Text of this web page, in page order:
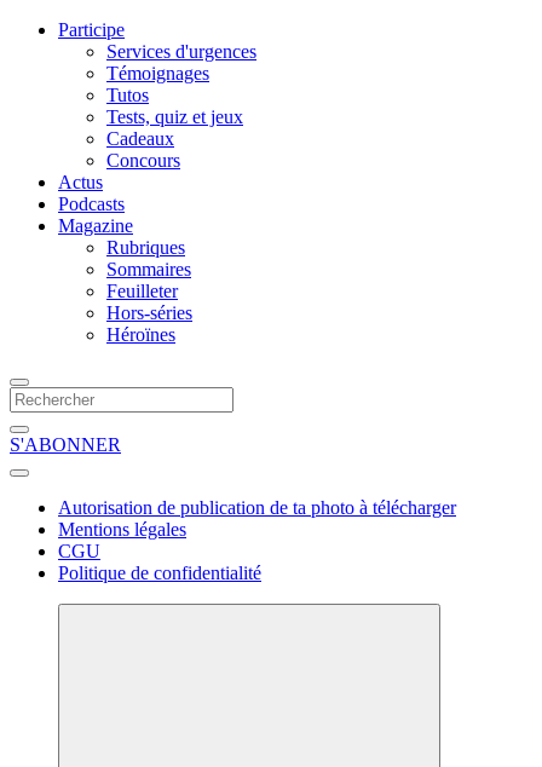
Participe
Services d'urgences
Témoignages
Tutos
Tests, quiz et jeux
Cadeaux
Concours
Actus
Podcasts
Magazine
Rubriques
Sommaires
Feuilleter
Hors-séries
Héroïnes
S'ABONNER
Autorisation de publication de ta photo à télécharger
Mentions légales
CGU
Politique de confidentialité